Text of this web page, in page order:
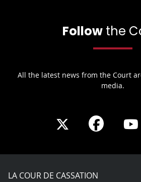
Follow the
All the latest news from the Court
media.
Share
X
Share
Facebook
LA COUR DE CASSATION